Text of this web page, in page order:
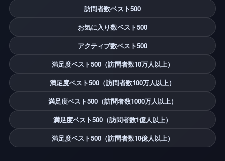
訪問者数ベスト500
お気に入り数ベスト500
アクティブ数ベスト500
満足度ベスト500（訪問者数10万人以上）
満足度ベスト500（訪問者数100万人以上）
満足度ベスト500（訪問者数1000万人以上）
満足度ベスト500（訪問者数1億人以上）
満足度ベスト500（訪問者数10億人以上）